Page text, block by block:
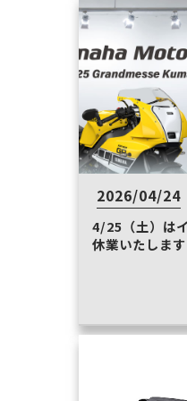
2026/04/24
4/25（土）は
休業いたします